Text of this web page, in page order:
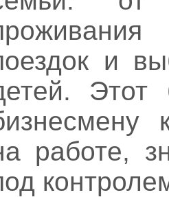
и
Этот
работе,